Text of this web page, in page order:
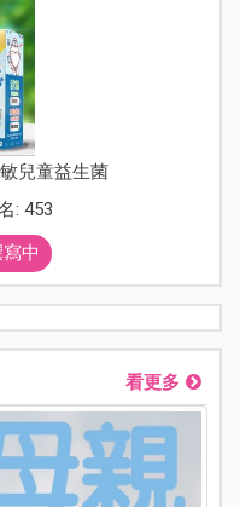
兒童益生菌
: 453
中
看更多